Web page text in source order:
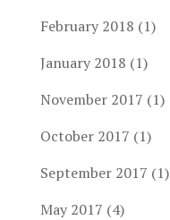
February 2018 (1)
January 2018 (1)
November 2017 (1)
October 2017 (1)
September 2017 (1)
May 2017 (4)